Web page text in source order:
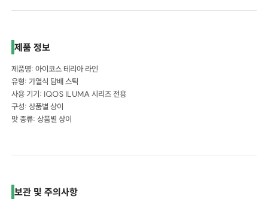
제품 정보
제품명: 아이코스 테리아 라인
유형: 가열식 담배 스틱
사용 기기: IQOS ILUMA 시리즈 전용
구성: 상품별 상이
맛 종류: 상품별 상이
보관 및 주의사항